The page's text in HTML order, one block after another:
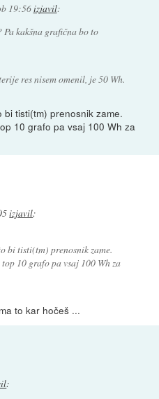
19:56izjavil:
kakšna grafična bo to
res nisem omenil, je 50 Wh.
tisti(tm) prenosnik zame.
10 grafo pa vsaj 100 Wh za
izjavil:
bi tisti(tm) prenosnik zame.
10 grafo pa vsaj 100 Wh za
to kar hočeš ...
: